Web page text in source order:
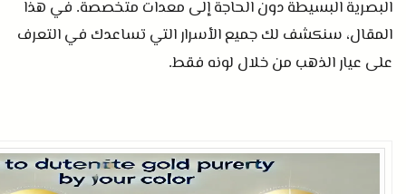
البصرية البسيطة دون الحاجة إلى معدات متخصصة. في هذا
المقال، سنكشف لك جميع الأسرار التي تساعدك في التعرف
على عيار الذهب من خلال لونه فقط.